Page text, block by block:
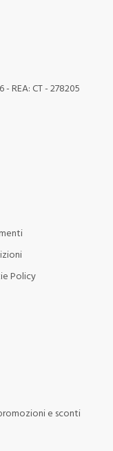
REA: CT - 278205
Policy
e sconti